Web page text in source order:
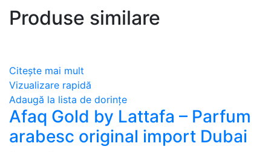
Produse similare
Citește mai mult
Vizualizare rapidă
Adaugă la lista de dorințe
Afaq Gold by Lattafa – Parfum
arabesc original import Dubai